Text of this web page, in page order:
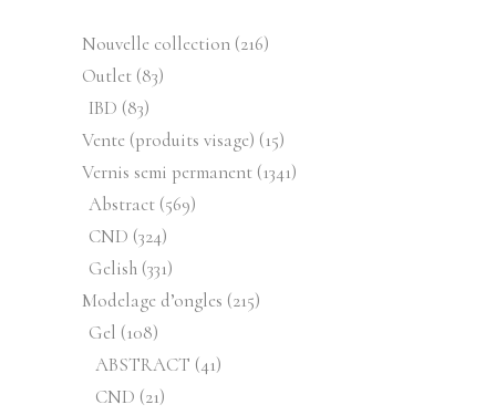
Nouvelle collection 216216
Outlet 8383
IBD 8383
produits
Vente (produits visage) 1515
produits
Vernis semi permanent 13411341
Abstract 569569
CND 324324
produits
Gelish 331331
produits
Modelage d’ongles 215215
Gel 108108
produits
ABSTRACT 4141
CND 2121